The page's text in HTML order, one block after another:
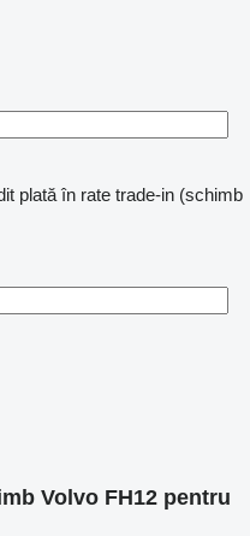
plată în rate trade-in (schimb
Volvo FH12 pentru